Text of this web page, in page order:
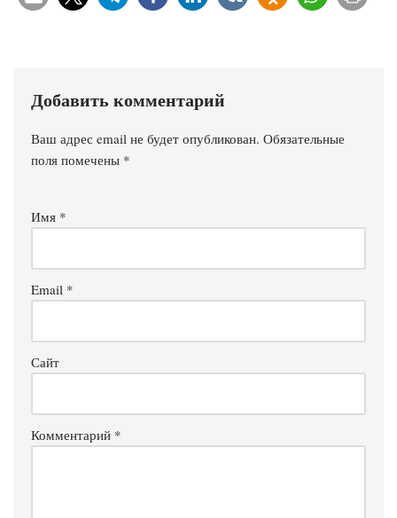
Добавить комментарий
Ваш адрес email не будет опубликован. Обязательные
поля помечены *
Имя *
Email *
Сайт
Комментарий *